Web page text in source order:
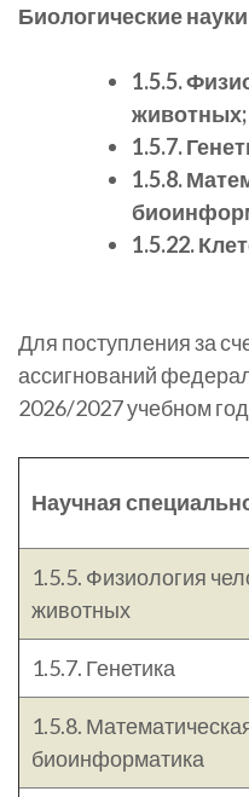
Биологические науки
1.5.5.
животных;
1.5.7.
1.5.8.
1.5.22.
Для поступления за
ассигнований
2026/2027 учебном
Научная
1.5.5. Физиология
животных
1.5.7. Генетика
1.5.8.
биоинформатика